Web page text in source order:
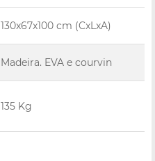
130x67x100 cm (CxLxA)
Madeira. EVA e courvin
135 Kg